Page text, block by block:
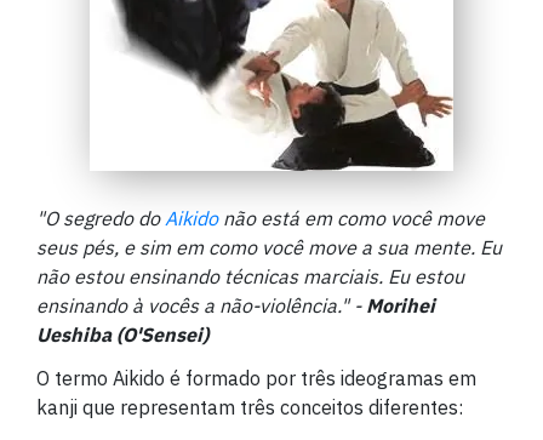
"O segredo doAikidonão está em como você move
seus pés, e sim em como você move a sua mente. Eu
não estou ensinando técnicas marciais. Eu estou
ensinando à vocês a não-violência." -Morihei
Ueshiba (O'Sensei)
O termo Aikido é formado por três ideogramas em
kanji que representam três conceitos diferentes: